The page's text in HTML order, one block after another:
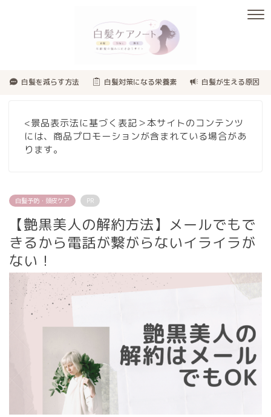
白髪を減らす方法 白髪対策になる栄養素 白髪が生える原因
<景品表示法に基づく表記＞本サイトのコンテンツ
には、商品プロモーションが含まれている場合があ
ります。
白髪予防・頭皮ケア PR
【艶黒美人の解約方法】メールでもで
きるから電話が繋がらないイライラが
ない！